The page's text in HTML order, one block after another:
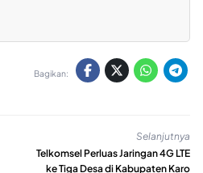
Bagikan:
Selanjutnya
Telkomsel Perluas Jaringan 4G LTE
ke Tiga Desa di Kabupaten Karo